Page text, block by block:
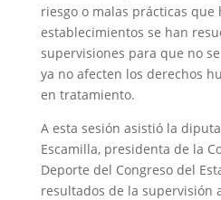
riesgo o malas prácticas que
establecimientos se han
supervisiones para que no
ya no afecten los derechos
en tratamiento.
A esta sesión asistió la
Escamilla, presidenta de la
Deporte del Congreso del
resultados de la supervisión